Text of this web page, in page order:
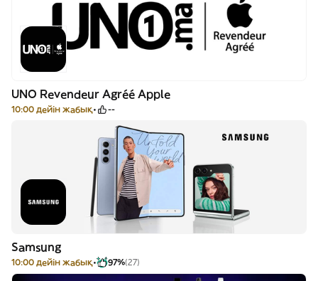
UNO Revendeur Agréé Apple
10:00 дейін жабық --
Samsung
10:00 дейін жабық 97%(27)